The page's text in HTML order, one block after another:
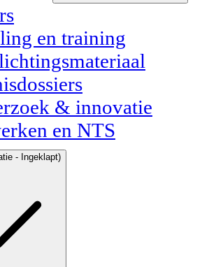
en training
& innovatie
en NTS
- Ingeklapt)